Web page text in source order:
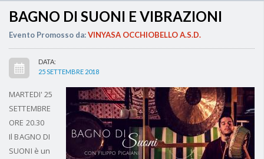
BAGNO DI SUONI E VIBRAZIONI
Evento Promosso da:VINYASA OCCHIOBELLO A.S.D.
DATA:
25 SETTEMBRE 2018
MARTEDI' 25
SETTEMBRE
ORE 20.30
Il BAGNO DI
SUONI è un